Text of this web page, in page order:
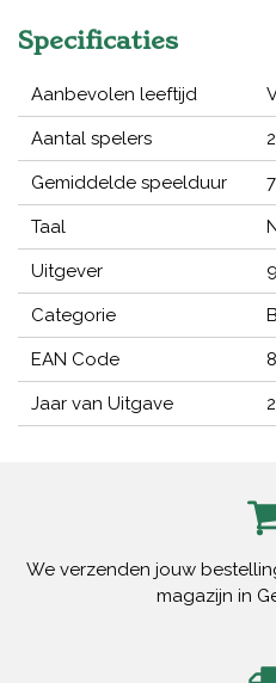
Specificaties
Aanbevolen leeftijd
Aantal spelers
Gemiddelde speelduur
Taal
Uitgever
Categorie
EAN Code
Jaar van Uitgave
We verzenden jouw
magazijn in